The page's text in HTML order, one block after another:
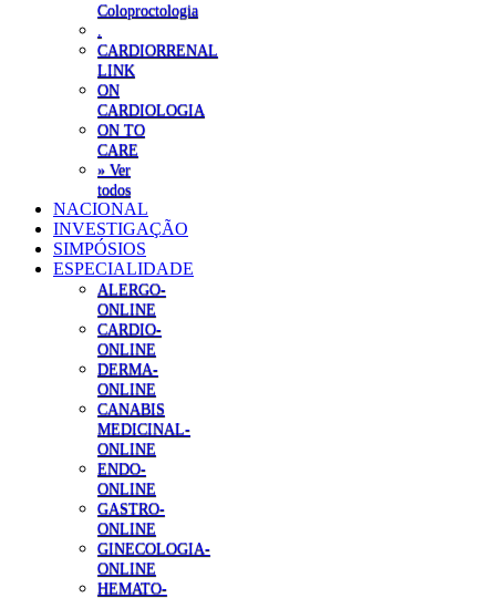
Coloproctologia
CARDIORRENAL
LINK
ON
CARDIOLOGIA
ON TO
CARE
» Ver
todos
NACIONAL
INVESTIGAÇÃO
SIMPÓSIOS
ESPECIALIDADE
ALERGO-
ONLINE
CARDIO-
ONLINE
DERMA-
ONLINE
CANABIS
MEDICINAL-
ONLINE
ENDO-
ONLINE
GASTRO-
ONLINE
GINECOLOGIA-
ONLINE
HEMATO-